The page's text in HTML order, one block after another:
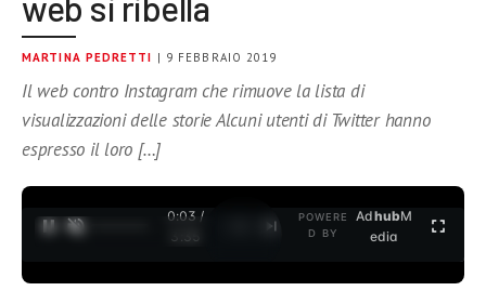
MARTINA PEDRETTI | 9 FEBBRAIO 2019
Il web contro Instagram che rimuove la lista di
visualizzazioni delle storie Alcuni utenti di Twitter hanno
espresso il loro […]
0:04 /
3:35
POWERE
D BY
AdhubM
edia